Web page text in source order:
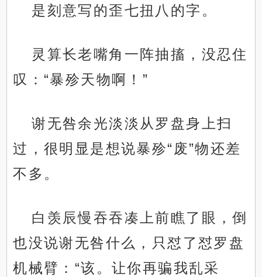
是刻意写的歪七扭八的字。
灵算长老嘴角一阵抽搐，没忍住
叹：“暴殄天物啊！”
谢无咎余光淡淡从罗盘身上扫
过，很明显是想说暴殄“废”物还差
不多。
白羡辰慢吞吞凑上前瞧了眼，倒
也没说谢无咎什么，只怼了怼罗盘
机械臂：“该。让你再骗我乱采